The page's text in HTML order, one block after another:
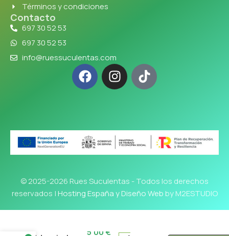
Términos y condiciones
Contacto
697 30 52 53
697 30 52 53
info@ruessuculentas.com
© 2025-2026 Rues Suculentas - Todos los derechos
reservados |Hosting España y Diseño Webby M2ESTUDIO
5'00€